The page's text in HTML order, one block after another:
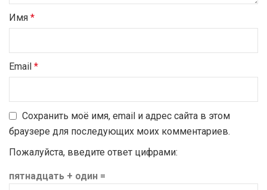
Имя *
Email *
Сохранить моё имя, email и адрес сайта в этом
браузере для последующих моих комментариев.
Пожалуйста, введите ответ цифрами:
пятнадцать + один =